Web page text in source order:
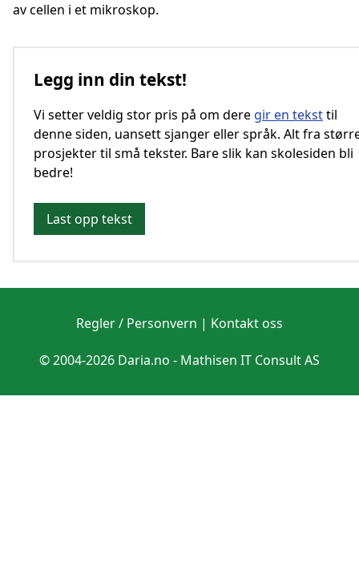
av cellen i et mikroskop.
Legg inn din tekst!
Vi setter veldig stor pris på om dere gir en teksttil
denne siden, uansett sjanger eller språk. Alt fra
prosjekter til små tekster. Bare slik kan skolesiden bli
bedre!
Last opp tekst
Regler / Personvern | Kontakt oss
© 2004-2026 Daria.no - Mathisen IT Consult AS